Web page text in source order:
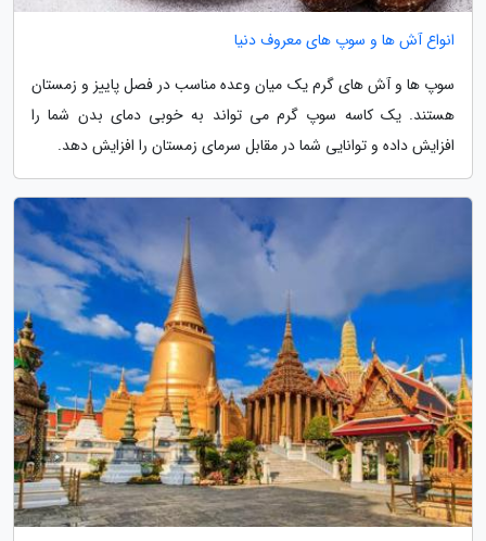
انواع آش ها و سوپ های معروف دنیا
سوپ ها و آش های گرم یک میان وعده مناسب در فصل پاییز و زمستان
هستند. یک کاسه سوپ گرم می تواند به خوبی دمای بدن شما را
افزایش داده و توانایی شما در مقابل سرمای زمستان را افزایش دهد.